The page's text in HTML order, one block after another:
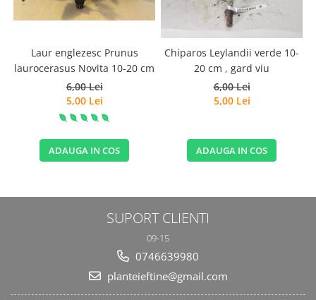
Laur englezesc Prunus
laurocerasus Novita 10-20 cm
6,00 Lei
5,00 Lei
ADAUGA IN COS
Chiparos Leylandii verde 10-
20 cm , gard viu
6,00 Lei
5,00 Lei
ADAUGA IN COS
SUPORT CLIENTI
09-15
0746639980
planteieftine@gmail.com